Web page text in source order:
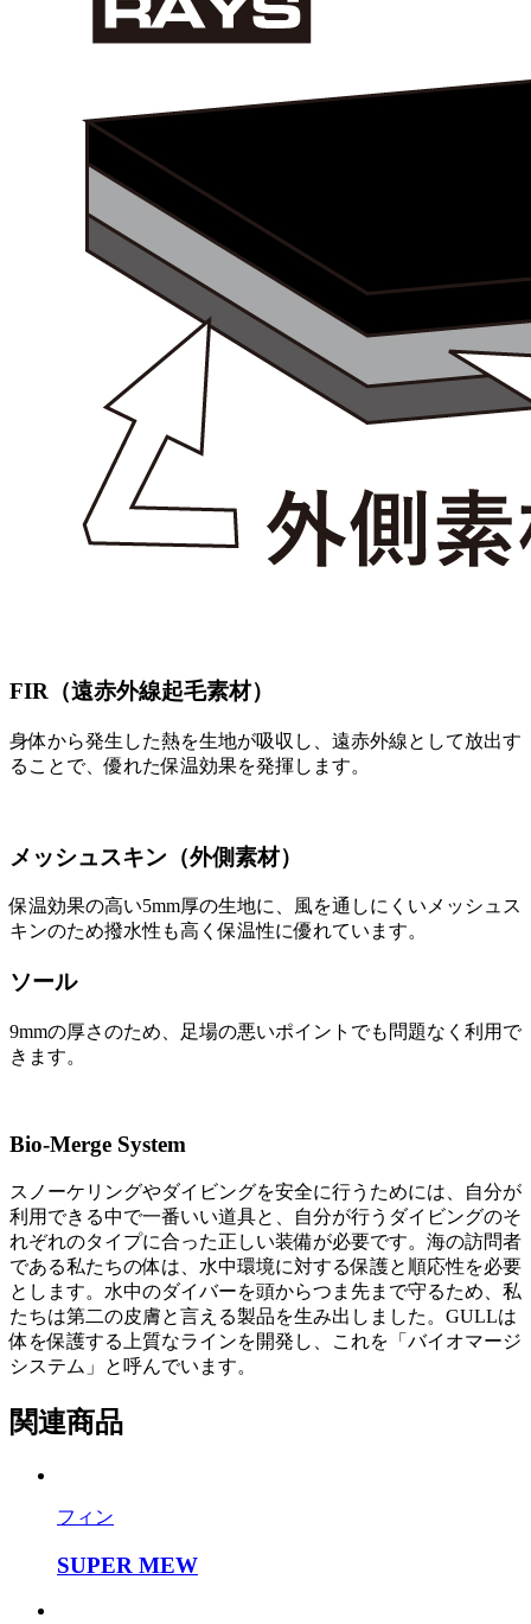
FIR（遠赤外線起毛素材）
身体から発生した熱を生地が吸収し、遠赤外線として放出す
ることで、優れた保温効果を発揮します。
メッシュスキン（外側素材）
保温効果の高い5mm厚の生地に、風を通しにくいメッシュス
キンのため撥水性も高く保温性に優れています。
ソール
9mmの厚さのため、足場の悪いポイントでも問題なく利用で
きます。
Bio-Merge System
スノーケリングやダイビングを安全に行うためには、自分が
利用できる中で一番いい道具と、自分が行うダイビングのそ
れぞれのタイプに合った正しい装備が必要です。海の訪問者
である私たちの体は、水中環境に対する保護と順応性を必要
とします。水中のダイバーを頭からつま先まで守るため、私
たちは第二の皮膚と言える製品を生み出しました。GULLは
体を保護する上質なラインを開発し、これを「バイオマージ
システム」と呼んでいます。
関連商品
フィン
SUPER MEW